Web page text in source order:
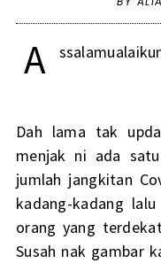
A
Dah lama tak
menjak ni ada
jumlah jangkitan
kadang-kadang
orang yang
Susah nak gambar